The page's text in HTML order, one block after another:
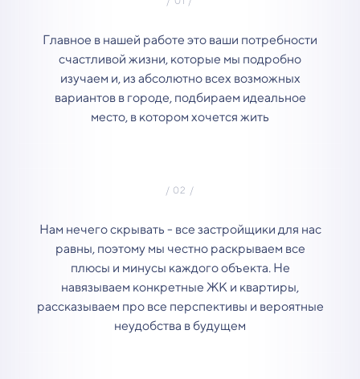
Главное в нашей работе это ваши потребности
счастливой жизни, которые мы подробно
изучаем и, из абсолютно всех возможных
вариантов в городе, подбираем идеальное
место, в котором хочется жить
Нам нечего скрывать - все застройщики для нас
равны, поэтому мы честно раскрываем все
плюсы и минусы каждого объекта. Не
навязываем конкретные ЖК и квартиры,
рассказываем про все перспективы и вероятные
неудобства в будущем